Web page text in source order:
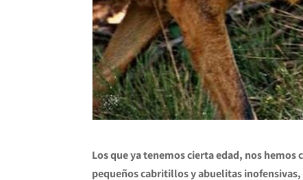
Los que ya tenemos cierta edad, nos
pequeños cabritillos y abuelitas